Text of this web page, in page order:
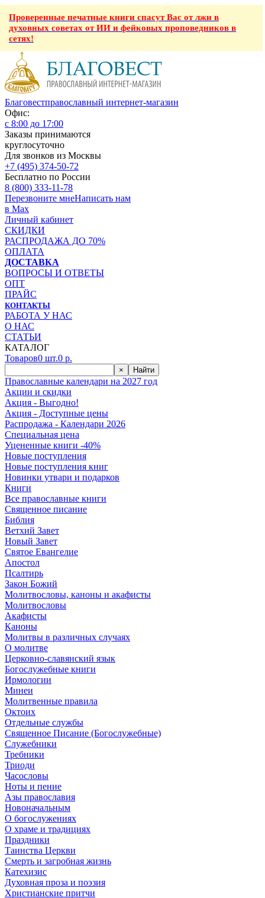
Проверенные печатные книги спасут Вас от лжи в
духовных советах от ИИ и фейковых проповедников в
сетях!
Благовестправославный интернет-магазин
Офис:
с 8:00 до 17:00
Заказы принимаются
круглосуточно
Для звонков из Москвы
+7 (495) 374-50-72
Бесплатно по России
8 (800) 333-11-78
Перезвоните мнеНаписать нам
в Max
Личный кабинет
СКИДКИ
РАСПРОДАЖА ДО 70%
ОПЛАТА
ДОСТАВКА
ВОПРОСЫ И ОТВЕТЫ
ОПТ
ПРАЙС
КОНТАКТЫ
РАБОТА У НАС
О НАС
СТАТЬИ
КАТАЛОГ
Товаров0 шт.0 р.
× Найти
Православные календари на 2027 год
Акции и скидки
Акция - Выгодно!
Акция - Доступные цены
Распродажа - Календари 2026
Специальная цена
Уцененные книги -40%
Новые поступления
Новые поступления книг
Новинки утвари и подарков
Книги
Все православные книги
Священное писание
Библия
Ветхий Завет
Новый Завет
Святое Евангелие
Апостол
Псалтирь
Закон Божий
Молитвословы, каноны и акафисты
Молитвословы
Акафисты
Каноны
Молитвы в различных случаях
О молитве
Церковно-славянский язык
Богослужебные книги
Ирмологии
Минеи
Молитвенные правила
Октоих
Отдельные службы
Священное Писание (Богослужебные)
Служебники
Требники
Триоди
Часословы
Ноты и пение
Азы православия
Новоначальным
О богослужениях
О храме и традициях
Праздники
Таинства Церкви
Смерть и загробная жизнь
Катехизис
Духовная проза и поэзия
Христианские притчи